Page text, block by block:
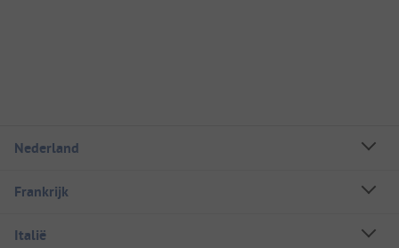
Nederland
Frankrijk
Italië